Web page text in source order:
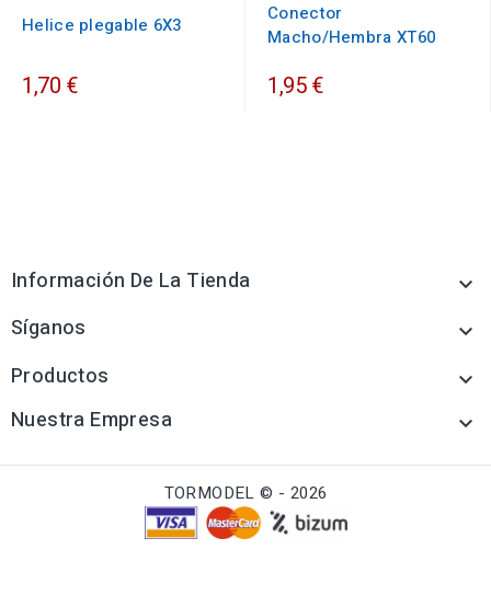
Helice plegable 6X3
1,70 €
Conector
Macho/Hembra XT60
1,95 €
Información De La Tienda 
Síganos 
Productos 
Nuestra Empresa 
TORMODEL © - 2026